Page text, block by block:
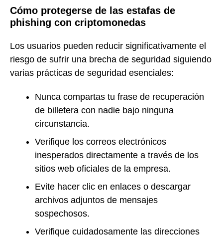
Cómo protegerse de las estafas de
phishing con criptomonedas
Los usuarios pueden reducir significativamente el
riesgo de sufrir una brecha de seguridad siguiendo
varias prácticas de seguridad esenciales:
Nunca compartas tu frase de recuperación
de billetera con nadie bajo ninguna
circunstancia.
Verifique los correos electrónicos
inesperados directamente a través de los
sitios web oficiales de la empresa.
Evite hacer clic en enlaces o descargar
archivos adjuntos de mensajes
sospechosos.
Verifique cuidadosamente las direcciones